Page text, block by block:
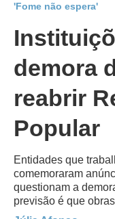
'Fome não espera'
demora
reabrir
Popular
Entidades que
comemoraram
questionam a
previsão é que